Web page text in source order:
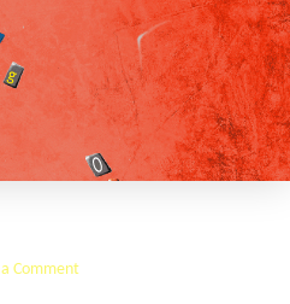
Comment